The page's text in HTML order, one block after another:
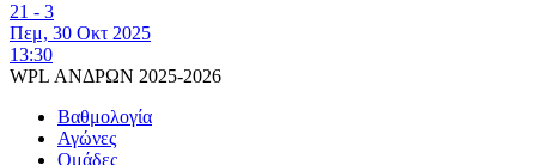
21 - 3
Πεμ, 30 Οκτ 2025
13:30
WPL ΑΝΔΡΩΝ 2025-2026
Βαθμολογία
Αγώνες
Ομάδες